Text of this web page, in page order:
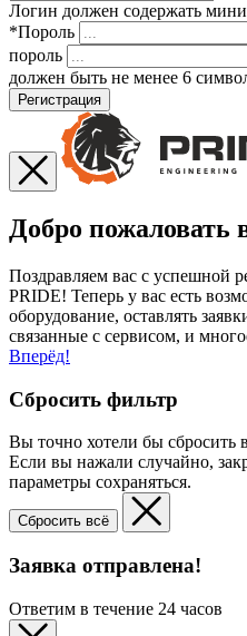
Логин должен содержать
*Пороль
пороль
должен быть не менее 6
Регистрация
Добро пожаловать
Поздравляем вас с успешной
PRIDE! Теперь у вас есть
оборудование, оставлять
связанные с сервисом, и
Вперёд!
Сбросить фильтр
Вы точно хотели бы сбросить
Если вы нажали случайно,
параметры сохраняться.
Сбросить всё
Заявка отправлена!
Ответим в течение 24 часов